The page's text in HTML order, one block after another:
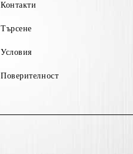
Контакти
Търсене
Условия
Поверителност